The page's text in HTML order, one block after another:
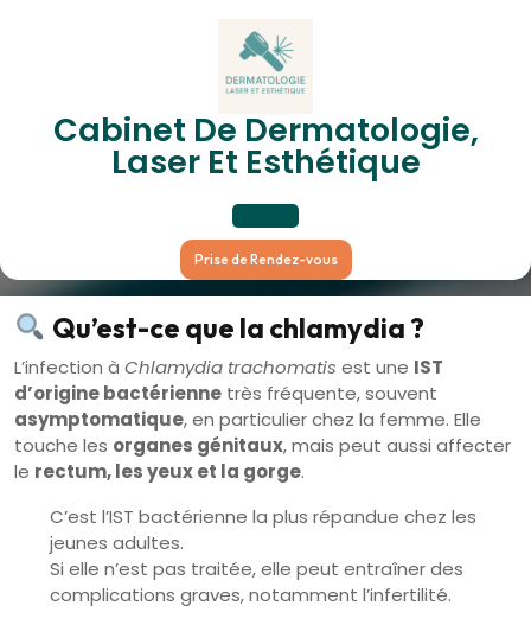
Cabinet De Dermatologie,
Laser Et Esthétique
Open
Button
Prise de Rendez-vous
Infection À Chlamydia
(Chlamydia Trachomatis)
Qu’est-ce que la chlamydia ?
L’infection à Chlamydia trachomatis est une IST
d’origine bactérienne très fréquente, souvent
asymptomatique, en particulier chez la femme. Elle
touche les organes génitaux, mais peut aussi affecter
le rectum, les yeux et la gorge.
C’est l’IST bactérienne la plus répandue chez les
jeunes adultes.
Si elle n’est pas traitée, elle peut entraîner des
complications graves, notamment l’infertilité.